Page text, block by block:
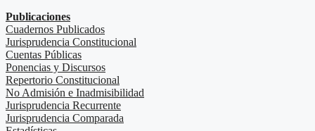
Publicaciones
Cuadernos Publicados
Jurisprudencia Constitucional
Cuentas Públicas
Ponencias y Discursos
Repertorio Constitucional
No Admisión e Inadmisibilidad
Jurisprudencia Recurrente
Jurisprudencia Comparada